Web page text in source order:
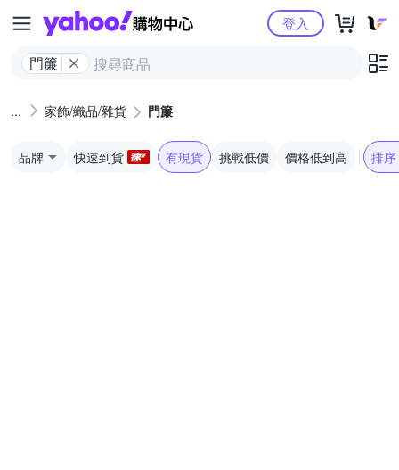
Yahoo購物中心
門簾
登入
家飾/織品/雜貨 門簾
品牌 快速到貨 有現貨 挑戰低價 價格低到高 排序